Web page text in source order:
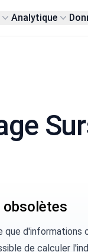
Analytique
obsolètes
de calculer